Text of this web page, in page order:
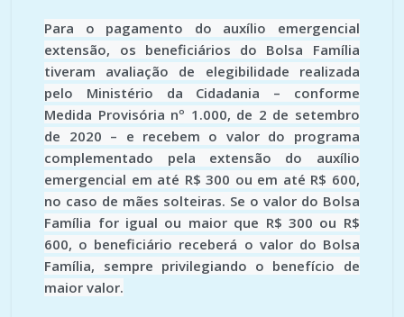
Para o pagamento do auxílio emergencial
extensão, os beneficiários do Bolsa Família
tiveram avaliação de elegibilidade realizada
pelo Ministério da Cidadania – conforme
Medida Provisória nº 1.000, de 2 de setembro
de 2020 – e recebem o valor do programa
complementado pela extensão do auxílio
emergencial em até R$ 300 ou em até R$ 600,
no caso de mães solteiras. Se o valor do Bolsa
Família for igual ou maior que R$ 300 ou R$
600, o beneficiário receberá o valor do Bolsa
Família, sempre privilegiando o benefício de
maior valor.